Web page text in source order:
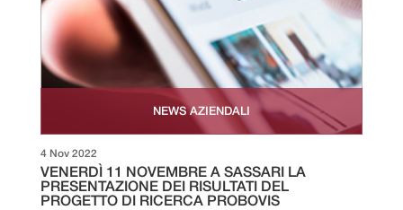
NEWS AZIENDALI
VENERDÌ 11 NOVEMBRE A SASSARI LA
PRESENTAZIONE DEI RISULTATI DEL
PROGETTO DI RICERCA PROBOVIS
4 Nov 2022